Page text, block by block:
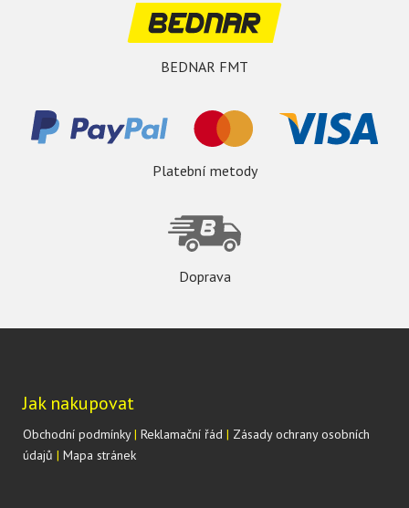
BEDNAR FMT
Platební metody
Doprava
Jak nakupovat
Obchodní podmínky| Reklamační řád | Zásady ochrany osobních
údajů | Mapa stránek